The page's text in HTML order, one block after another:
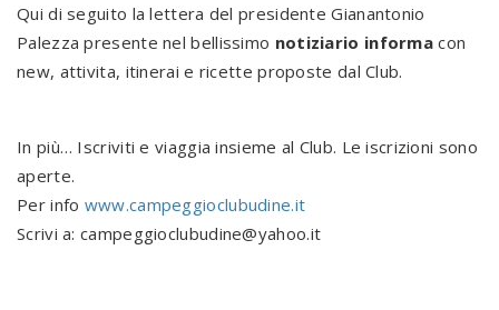
Qui di seguito la lettera del presidente Gianantonio
Palezza presente nel bellissimo notiziario informa con
new, attivita, itinerai e ricette proposte dal Club.
In più… Iscriviti e viaggia insieme al Club. Le iscrizioni sono
aperte.
Per info www.campeggioclubudine.it
Scrivi a: campeggioclubudine@yahoo.it